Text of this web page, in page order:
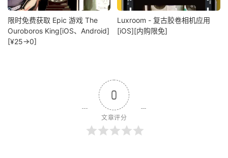
限时免费获取 Epic 游戏 The
Ouroboros King[iOS、Android]
[¥25→0]
Luxroom - 复古胶卷相机应用
[iOS][内购限免]
0
文章评分